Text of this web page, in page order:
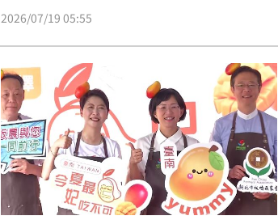
流斬獲9席，可望順利拿下3席常委；英系與正國
拿下1席常委；民主活水與陳亭妃系統各當選2
席，預計將與其他派系合作搶下1席常委。令人
意外的是，隸屬湧言會系統的基隆市議員鄭文婷
意外以14票落馬，為稍後的中常委選舉增添變
數。
2026/07/19 05:55